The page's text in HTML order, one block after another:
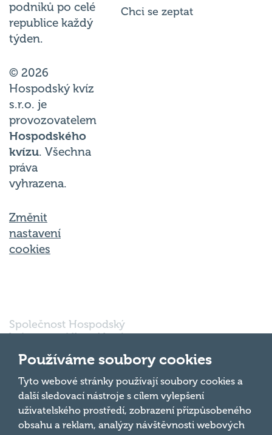
podniků po celé
republice každý
týden.
© 2026
Hospodský kvíz
s.r.o. je
provozovatelem
Hospodského
kvízu. Všechna
práva
vyhrazena.
Změnit
nastavení
cookies
Chci se zeptat
Společnost Hospodský
kvíz s.r.o., sídlem Nové
602 00 Brno, IČ:
03980138, DIČ:
CZ03980138 je vedena
pod spisovou značkou
a oddílem 90428 C u
Krajského soudu v
Nahoru
Používáme soubory cookies
Tyto webové stránky používají soubory cookies a
další sledovací nástroje s cílem vylepšení
uživatelského prostředí, zobrazení přizpůsobeného
obsahu a reklam, analýzy návštěvnosti webových